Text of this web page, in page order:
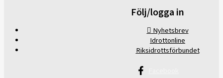
Följ/logga in
Nyhetsbrev
Idrottonline
Riksidrottsförbundet